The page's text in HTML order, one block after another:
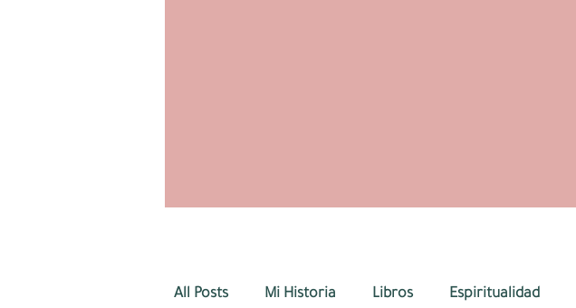
All Posts Mi Historia Libros Espiritualidad